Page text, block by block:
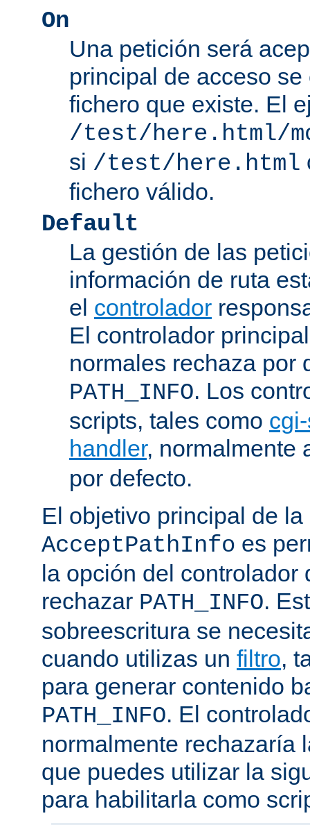
On
Una petición será
principal de acceso
fichero que existe. El
/test/here.html/
si /test/here.html
fichero válido.
Default
La gestión de las
información de ruta
el controlador
El controlador
normales rechaza por
PATH_INFO. Los
scripts, tales como
handler, normalmente
por defecto.
El objetivo principal de la
AcceptPathInfo es
la opción del controlador
rechazar PATH_INFO.
sobreescritura se
cuando utilizas un filtro,
para generar contenido
PATH_INFO. El
normalmente rechazaría
que puedes utilizar la
para habilitarla como